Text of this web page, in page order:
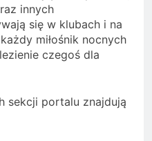
innych
się w klubach i na
miłośnik nocnych
czegoś dla
sekcji portalu znajdują